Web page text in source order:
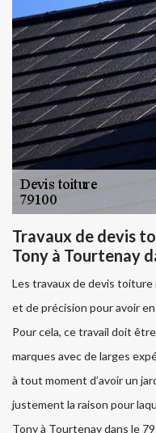
Travaux de devis
Tony à Tourtenay
Les travaux de devis
et de précision pour avoir
Pour cela, ce travail doit
marques avec de larges
à tout moment d’avoir un
justement la raison pour
Tony à Tourtenay dans le